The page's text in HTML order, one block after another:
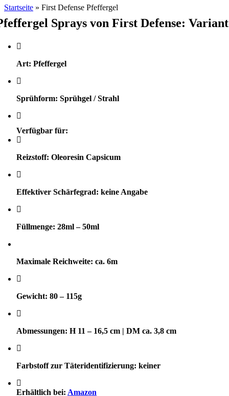
Startseite » First Defense Pfeffergel
Sprays von First Defense:
Art: Pfeffergel
Sprühform: Sprühgel / Strahl
Verfügbar für:
Reizstoff: Oleoresin Capsicum
Effektiver Schärfegrad: keine Angabe
Füllmenge: 28ml – 50ml
Maximale Reichweite: ca. 6m
Gewicht: 80 – 115g
Abmessungen: H 11 – 16,5 cm | DM ca. 3,8 cm
Farbstoff zur Täteridentifizierung: keiner
Erhältlich bei: Amazon